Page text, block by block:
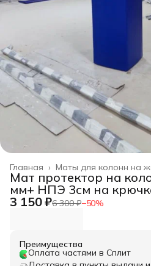
Маты для колонн на
Главная ›
Мат протектор на
мм+ НПЭ 3см на
3 150 ₽6 300 ₽−50%
Преимущества
Оплата частями в Сплит